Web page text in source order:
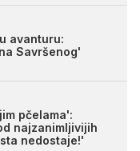
avanturu:
Savršenog'
pčelama':
najzanimljivijih
nedostaje!'